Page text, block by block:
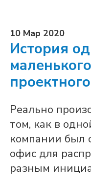
10 Мар 2020
История
Реально
том, как в
компании был
офис для
разным